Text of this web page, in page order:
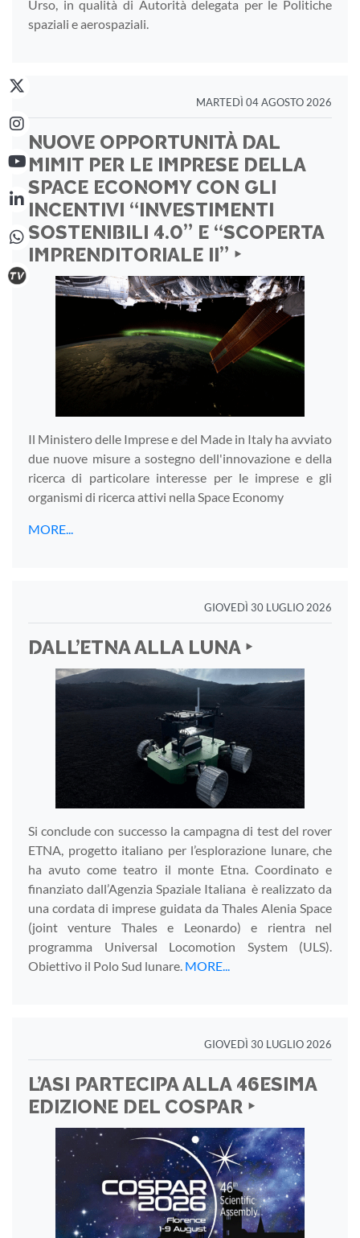
Urso, in qualità di Autorità delegata per le Politiche
spaziali e aerospaziali.
MARTEDÌ 04 AGOSTO 2026
NUOVE OPPORTUNITÀ DAL
MIMIT PER LE IMPRESE DELLA
SPACE ECONOMY CON GLI
INCENTIVI “INVESTIMENTI
SOSTENIBILI 4.0” E “SCOPERTA
IMPRENDITORIALE II” ‣
Il Ministero delle Imprese e del Made in Italy ha avviato
due nuove misure a sostegno dell'innovazione e della
ricerca di particolare interesse per le imprese e gli
organismi di ricerca attivi nella Space Economy
MORE...
GIOVEDÌ 30 LUGLIO 2026
DALL’ETNA ALLA LUNA ‣
Si conclude con successo la campagna di test del rover
ETNA, progetto italiano per l’esplorazione lunare, che
ha avuto come teatro il monte Etna. Coordinato e
finanziato dall’Agenzia Spaziale Italiana è realizzato da
una cordata di imprese guidata da Thales Alenia Space
(joint venture Thales e Leonardo) e rientra nel
programma Universal Locomotion System (ULS).
Obiettivo il Polo Sud lunare. MORE...
GIOVEDÌ 30 LUGLIO 2026
L’ASI PARTECIPA ALLA 46ESIMA
EDIZIONE DEL COSPAR ‣